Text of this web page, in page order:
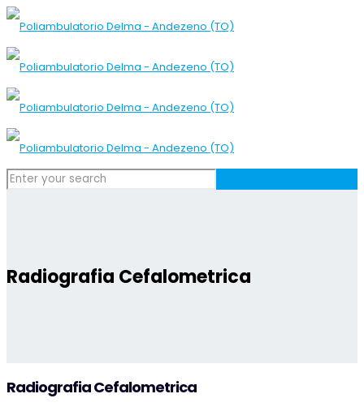
Radiografia Cefalometrica
Radiografia Cefalometrica